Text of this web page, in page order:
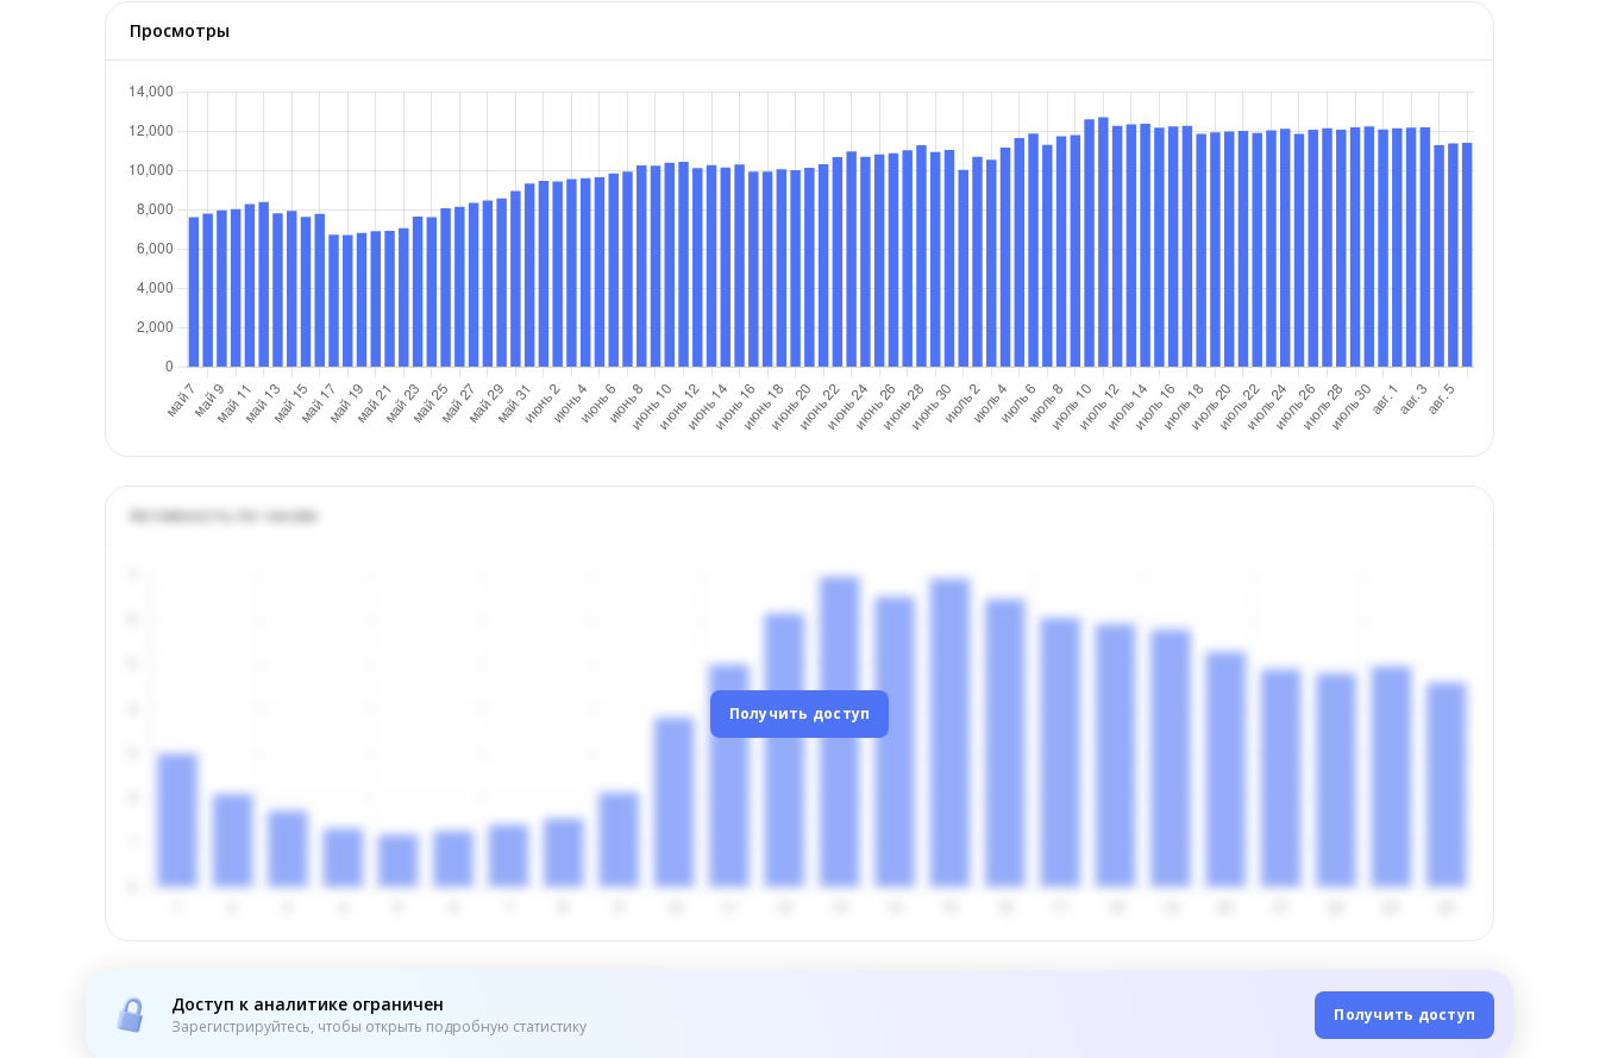
Просмотры
Активность по часам
Получить доступ
Доступ к аналитике ограничен
Зарегистрируйтесь, чтобы открыть подробную статистику
Получить доступ